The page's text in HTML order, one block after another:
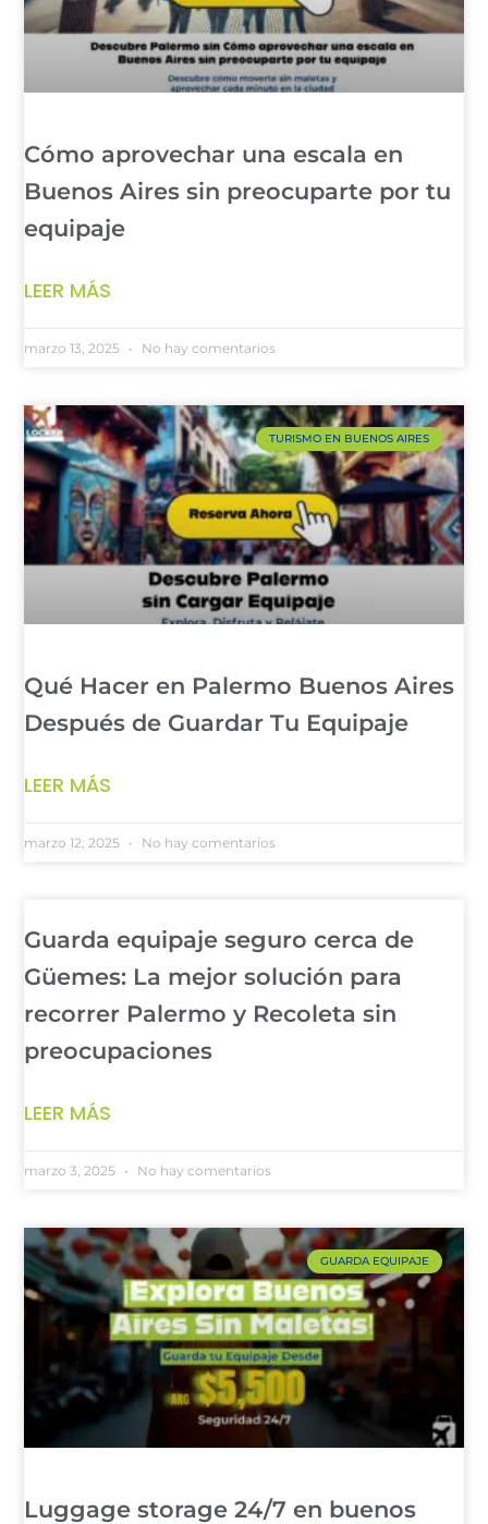
Cómo aprovechar una escala en
Buenos Aires sin preocuparte por tu
equipaje
LEER MÁS
marzo 13, 2025 No hay comentarios
TURISMO EN BUENOS AIRES
Qué Hacer en Palermo Buenos Aires
Después de Guardar Tu Equipaje
LEER MÁS
marzo 12, 2025 No hay comentarios
Guarda equipaje seguro cerca de
Güemes: La mejor solución para
recorrer Palermo y Recoleta sin
preocupaciones
LEER MÁS
marzo 3, 2025 No hay comentarios
GUARDA EQUIPAJE
Luggage storage 24/7 en buenos